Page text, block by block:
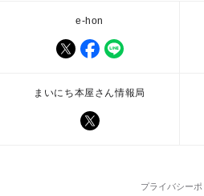
e-hon
まいにち本屋さん情報局
プライバシーポ